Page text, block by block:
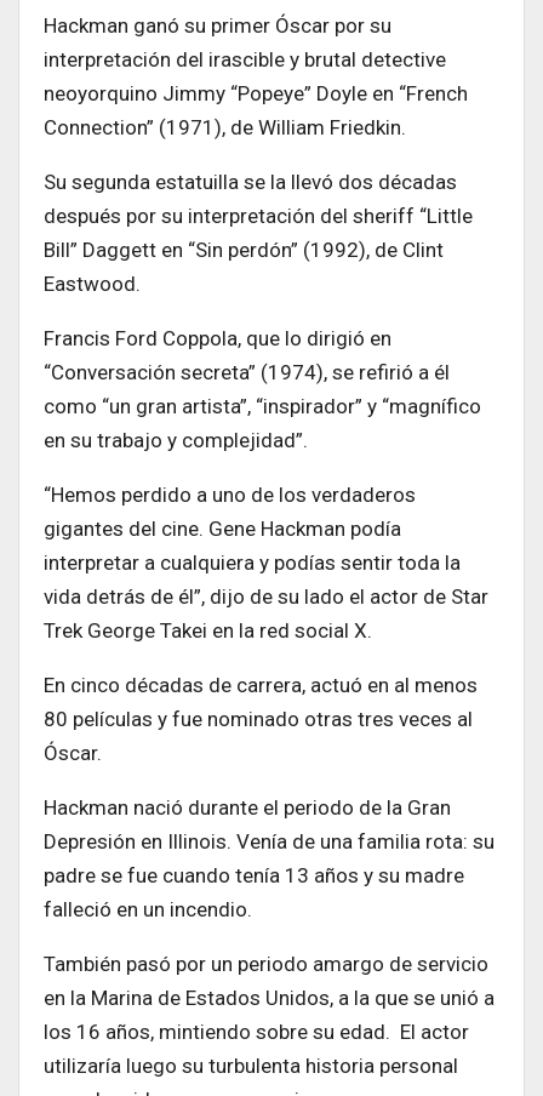
Hackman ganó su primer Óscar por su
interpretación del irascible y brutal detective
neoyorquino Jimmy “Popeye” Doyle en “French
Connection” (1971), de William Friedkin.
Su segunda estatuilla se la llevó dos décadas
después por su interpretación del sheriff “Little
Bill” Daggett en “Sin perdón” (1992), de Clint
Eastwood.
Francis Ford Coppola, que lo dirigió en
“Conversación secreta” (1974), se refirió a él
como “un gran artista”, “inspirador” y “magnífico
en su trabajo y complejidad”.
“Hemos perdido a uno de los verdaderos
gigantes del cine. Gene Hackman podía
interpretar a cualquiera y podías sentir toda la
vida detrás de él”, dijo de su lado el actor de Star
Trek George Takei en la red social X.
En cinco décadas de carrera, actuó en al menos
80 películas y fue nominado otras tres veces al
Óscar.
Hackman nació durante el periodo de la Gran
Depresión en Illinois. Venía de una familia rota: su
padre se fue cuando tenía 13 años y su madre
falleció en un incendio.
También pasó por un periodo amargo de servicio
en la Marina de Estados Unidos, a la que se unió a
los 16 años, mintiendo sobre su edad. El actor
utilizaría luego su turbulenta historia personal